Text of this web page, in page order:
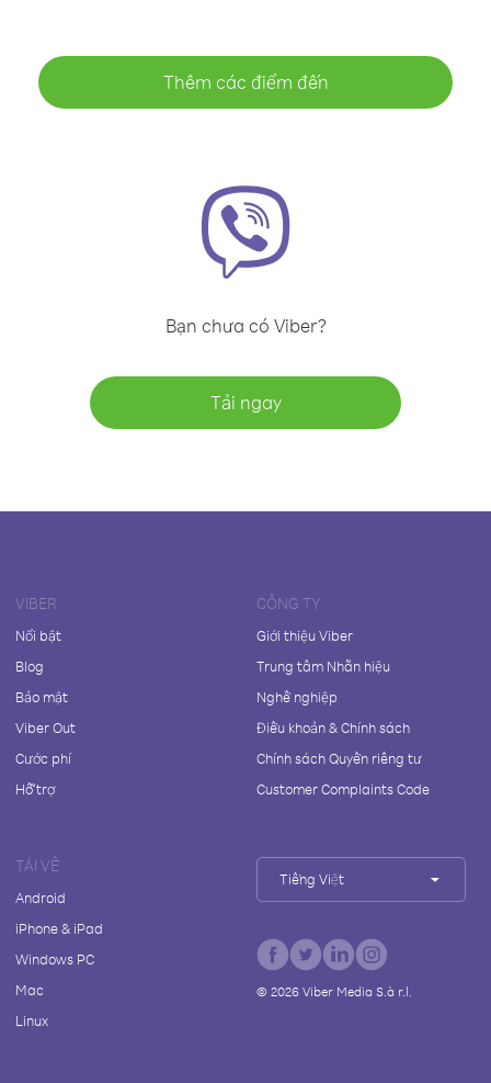
Thêm các điểm đến
Bạn chưa có Viber?
Tải ngay
VIBER
Nổi bật
Blog
Bảo mật
Viber Out
Cước phí
Hỗ trợ
CÔNG TY
Giới thiệu Viber
Trung tâm Nhãn hiệu
Nghề nghiệp
Điều khoản & Chính sách
Chính sách Quyền riêng tư
Customer Complaints Code
TẢI VỀ
Android
iPhone & iPad
Windows PC
Mac
Linux
Tiếng Việt
© 2026Viber Media S.à r.l.